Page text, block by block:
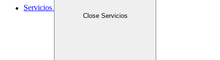
Servicios
Close Servicios